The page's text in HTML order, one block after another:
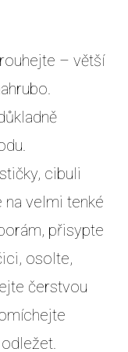
– větší
cibuli
na velmi tenké
přisypte
osolte,
čerstvou